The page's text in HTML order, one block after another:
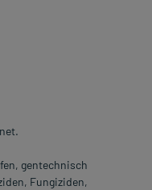
gentechnisch
Fungiziden,